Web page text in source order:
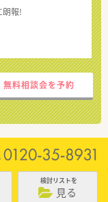
朗報!
無料相談会を予約
検討リストを
見る